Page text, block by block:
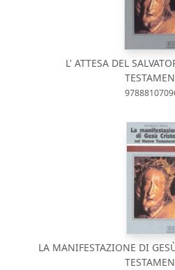
L' ATTESA DEL
LA MANIFESTAZIONE DI